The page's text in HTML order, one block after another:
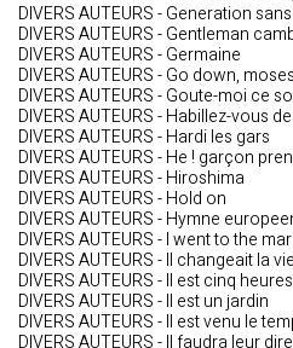
DIVERS AUTEURS - Generation
DIVERS AUTEURS - Gentleman
DIVERS AUTEURS - Germaine
DIVERS AUTEURS - Go down,
DIVERS AUTEURS - Goute-moi ce
DIVERS AUTEURS - Habillez-vous
DIVERS AUTEURS - Hardi les gars
DIVERS AUTEURS - He ! garçon
DIVERS AUTEURS - Hiroshima
DIVERS AUTEURS - Hold on
DIVERS AUTEURS - Hymne
DIVERS AUTEURS - I went to the
DIVERS AUTEURS - Il changeait la vie
DIVERS AUTEURS - Il est cinq
DIVERS AUTEURS - Il est un jardin
DIVERS AUTEURS - Il est venu le
DIVERS AUTEURS - Il faudra leur dire